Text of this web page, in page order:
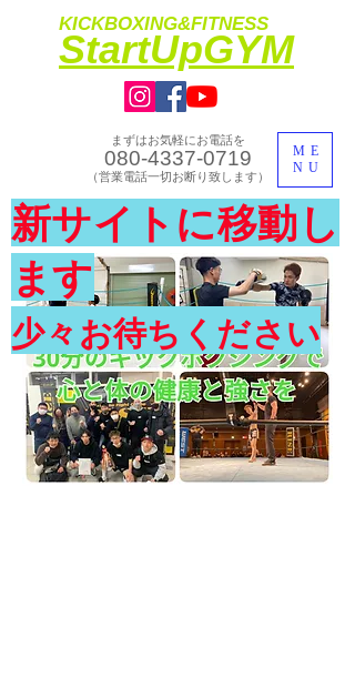
KICKBOXING&FITNESS
​StartUpGYM
ME
NU
まずはお気軽にお電話を
080-4337-0719
​（営業電話一切お断り致します）
​体験入会実施中
新サイトに移動し
ます
少々お待ちください